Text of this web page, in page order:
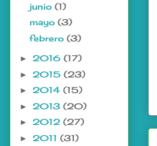
junio (1)
mayo (3)
febrero (3)
► 2016 (17)
► 2015 (23)
► 2014 (15)
► 2013 (20)
► 2012 (27)
► 2011 (31)